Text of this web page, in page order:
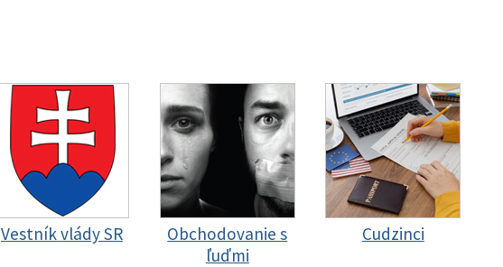
Vestník vlády SR
Obchodovanie s
ľuďmi
Cudzinci